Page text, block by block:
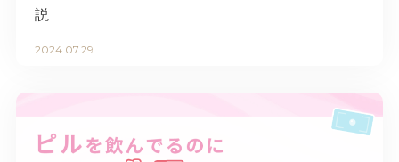
説
2024.07.29